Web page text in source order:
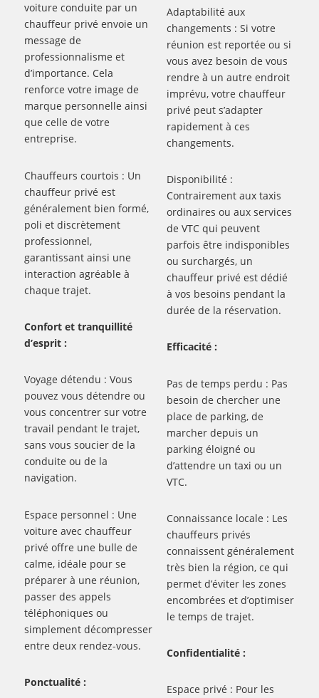
voiture conduite par un
chauffeur privé envoie un
message de
professionnalisme et
d’importance. Cela
renforce votre image de
marque personnelle ainsi
que celle de votre
entreprise.
Chauffeurs courtois : Un
chauffeur privé est
généralement bien formé,
poli et discrètement
professionnel,
garantissant ainsi une
interaction agréable à
chaque trajet.
Confort et tranquillité
d’esprit :
Voyage détendu : Vous
pouvez vous détendre ou
vous concentrer sur votre
travail pendant le trajet,
sans vous soucier de la
conduite ou de la
navigation.
Espace personnel : Une
voiture avec chauffeur
privé offre une bulle de
calme, idéale pour se
préparer à une réunion,
passer des appels
téléphoniques ou
simplement décompresser
entre deux rendez-vous.
Ponctualité :
Adaptabilité aux
changements : Si votre
réunion est reportée ou si
vous avez besoin de vous
rendre à un autre endroit
imprévu, votre chauffeur
privé peut s’adapter
rapidement à ces
changements.
Disponibilité :
Contrairement aux taxis
ordinaires ou aux services
de VTC qui peuvent
parfois être indisponibles
ou surchargés, un
chauffeur privé est dédié
à vos besoins pendant la
durée de la réservation.
Efficacité :
Pas de temps perdu : Pas
besoin de chercher une
place de parking, de
marcher depuis un
parking éloigné ou
d’attendre un taxi ou un
VTC.
Connaissance locale : Les
chauffeurs privés
connaissent généralement
très bien la région, ce qui
permet d’éviter les zones
encombrées et d’optimiser
le temps de trajet.
Confidentialité :
Espace privé : Pour les